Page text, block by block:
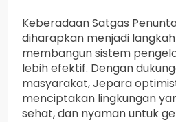
Keberadaan Satgas
diharapkan menjadi
membangun sistem
lebih efektif. Dengan
masyarakat, Jepara
menciptakan lingkungan
sehat, dan nyaman untuk